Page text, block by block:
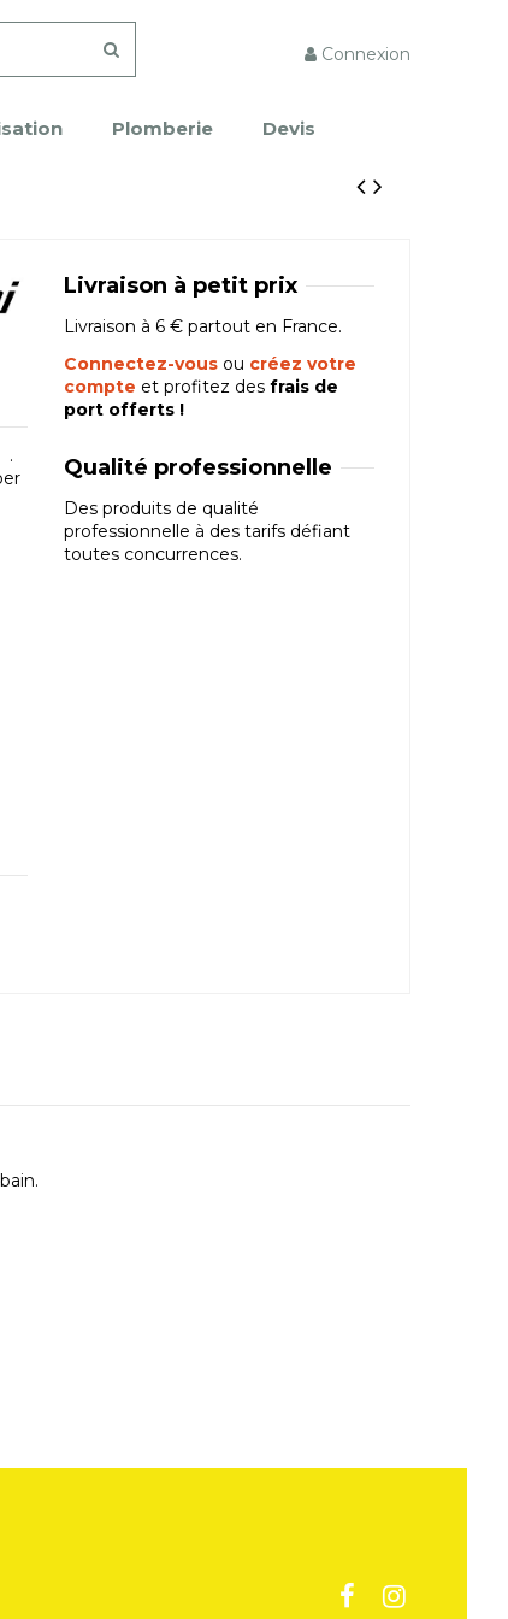
Connexion
Plomberie Devis
.
Livraison à petit prix
Livraison à 6 € partout en France.
Connectez-vous ou créez votre
compte et profitez desfrais de
port offerts !
Qualité professionnelle
Des produits de qualité
professionnelle à des tarifs défiant
toutes concurrences.